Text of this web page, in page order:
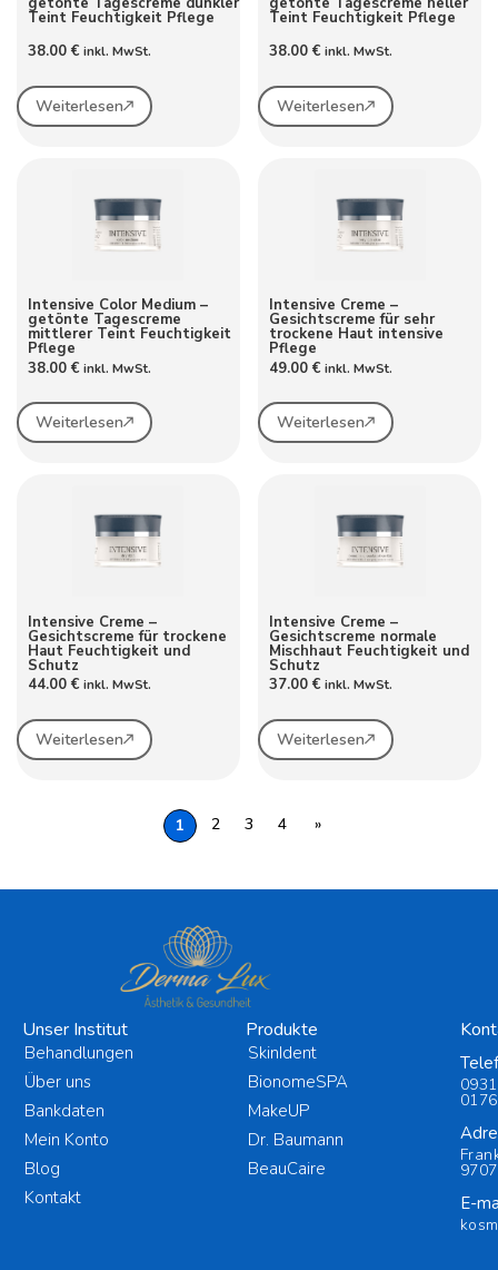
Teint Feuchtigkeit Pflege
38.00 € inkl. MwSt.
Weiterlesen
Teint Feuchtigkeit Pflege
38.00€ inkl. MwSt.
Weiterlesen
Intensive Color Medium –
getönte Tagescreme
mittlerer Teint Feuchtigkeit
Pflege
38.00 € inkl. MwSt.
Weiterlesen
Intensive Creme –
Gesichtscreme für sehr
trockene Haut intensive
Pflege
49.00€ inkl. MwSt.
Weiterlesen
Intensive Creme –
Gesichtscreme für trockene
Haut Feuchtigkeit und
Schutz
44.00 € inkl. MwSt.
Weiterlesen
Intensive Creme –
Gesichtscreme normale
Mischhaut Feuchtigkeit und
Schutz
37.00€ inkl. MwSt.
Weiterlesen
1 2 3 4 »
Unser Institut
Behandlungen
Über uns
Bankdaten
Mein Konto
Blog
Kontakt
Produkte
SkinIdent
BionomeSPA
MakeUP
Dr. Baumann
BeauCaire
E-